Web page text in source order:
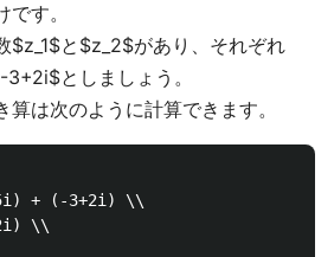
す。
$z_1$と$z_2$があり、それぞれ
としましょう。
は次のように計算できます。
+ (-3+2i) \\
\\